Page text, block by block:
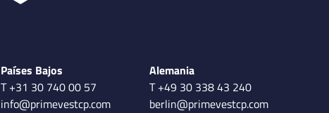
Países Bajos
T +31 30 740 00 57
info@primevestcp.com
Alemania
T +49 30 338 43 240
berlin@primevestcp.com